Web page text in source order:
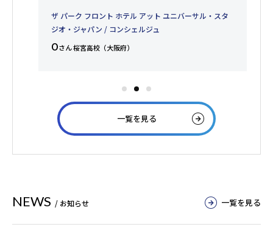
日本航空株式会社 / キャビンアテンダント
Tさん 廿日市西高校（広島県）
一覧を見る
NEWS / お知らせ 一覧を見る